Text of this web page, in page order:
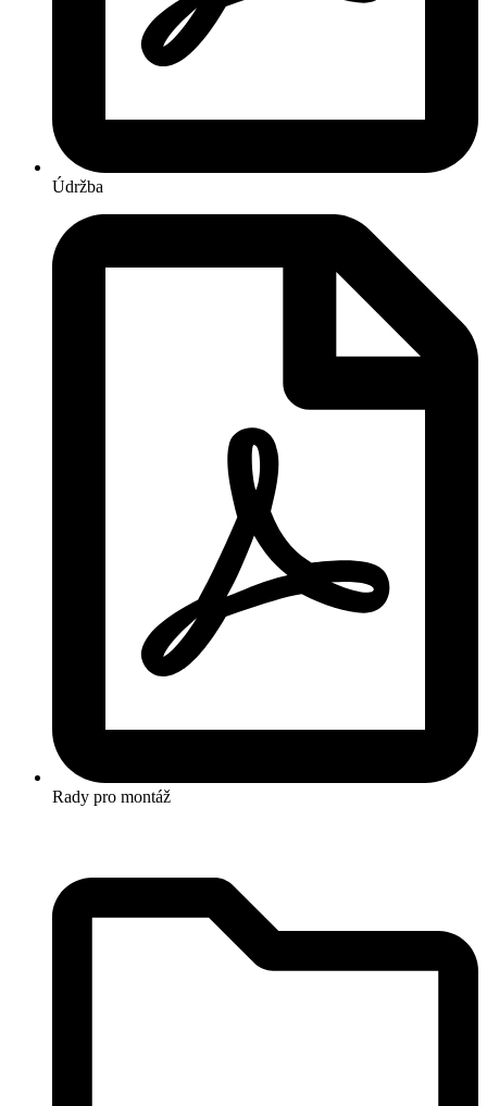
Údržba
Rady pro montáž